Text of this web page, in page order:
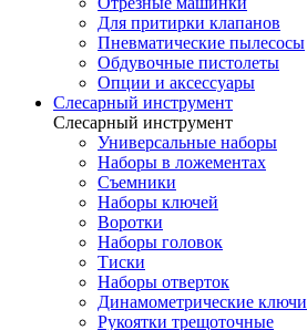
Для притирки клапанов
Пневматические пылесосы
Обдувочные пистолеты
Опции и аксессуары
Слесарный инструмент
Слесарный инструмент
Универсальные наборы
Наборы в ложементах
Съемники
Наборы ключей
Воротки
Наборы головок
Тиски
Наборы отверток
Динамометрические ключи
Рукоятки трещоточные